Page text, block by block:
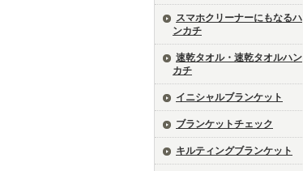
スマホクリーナーにもなるハ
ンカチ
速乾タオル・速乾タオルハン
カチ
イニシャルブランケット
ブランケットチェック
キルティングブランケット